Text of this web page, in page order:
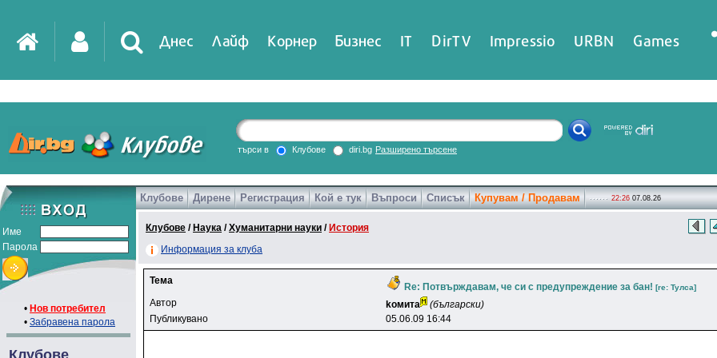
Днес Лайф Корнер Бизнес IT DirTV Impressio URBN Games
търси в Клубове diri.bg Разширено търсене
Име
Парола
• Нов потребител
• Забравена парола
Клубове
Клубове Дирене Регистрация Кой е тук Въпроси Списък Купувам / Продавам 22:26 07.08.26
Клубове / Наука /Хуманитарни науки / История
Информация за клуба
Тема
Re: Потвърждавам, че си с предупреждение за бан! [re: Tyлca]
Автор koмитa
(български)
Публикувано
05.06.09 16:44